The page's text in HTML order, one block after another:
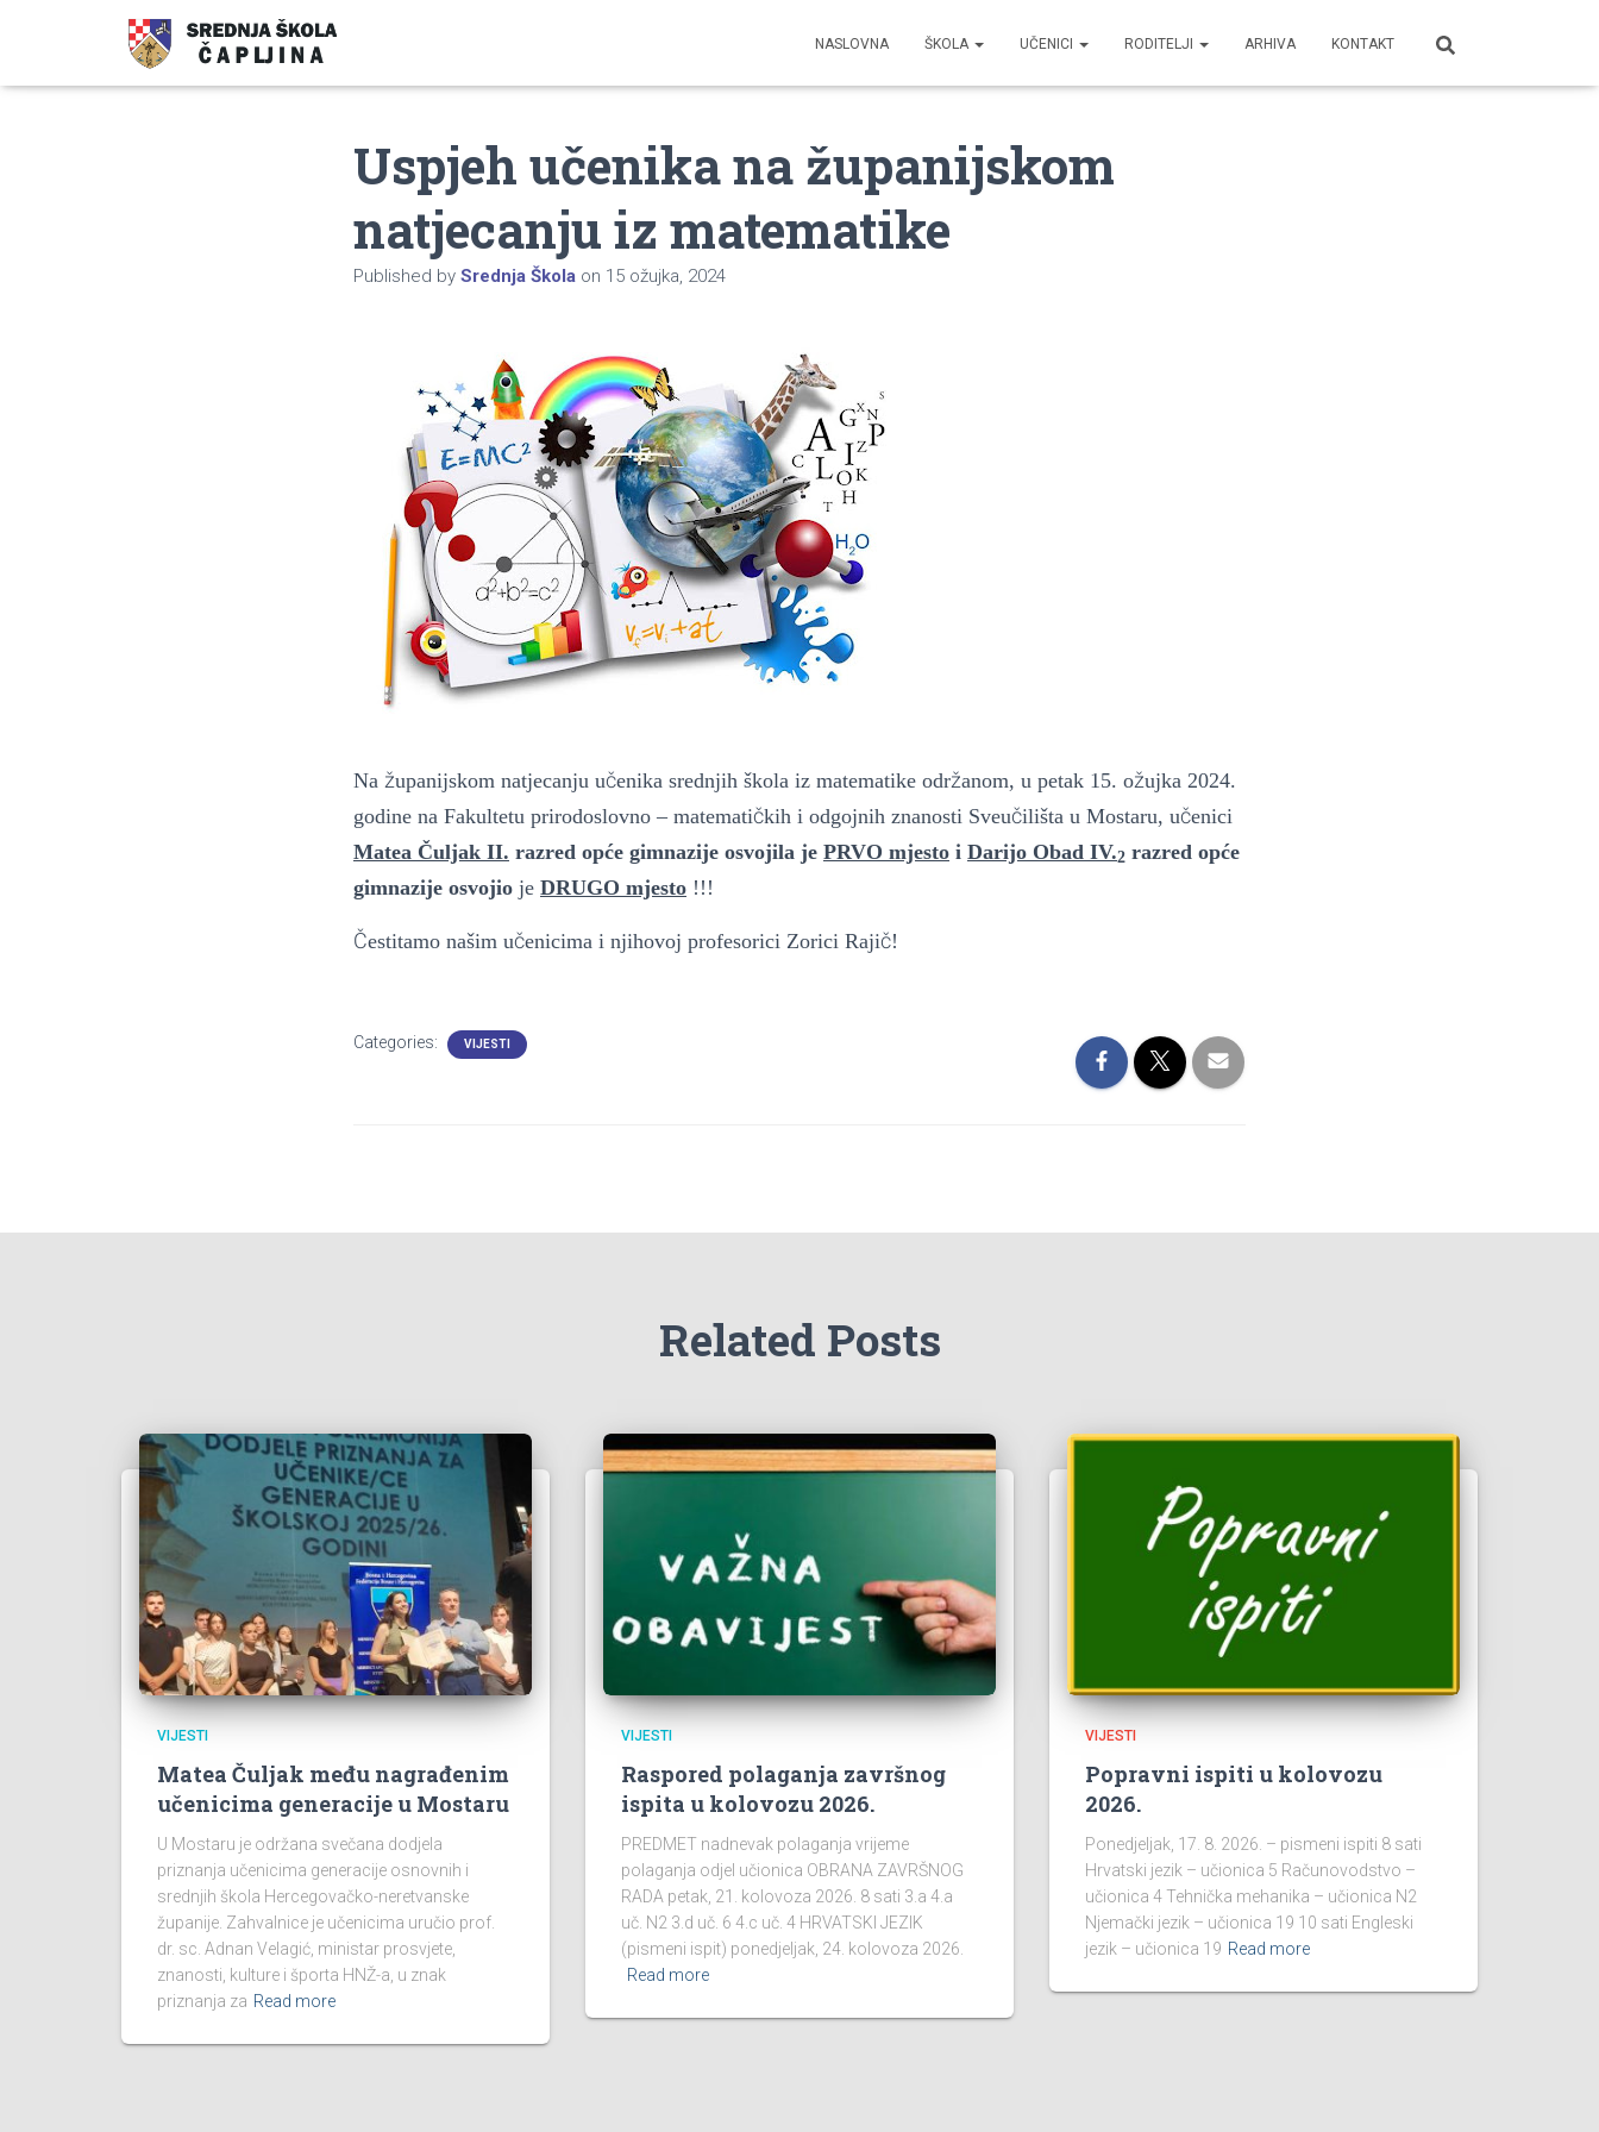
NASLOVNA ŠKOLA UČENICI RODITELJI ARHIVA KONTAKT
Uspjeh učenika na županijskom
natjecanju iz matematike
Published by Srednja Škola on 15 ožujka, 2024
Na županijskom natjecanju učenika srednjih škola iz matematike održanom, u petak 15. ožujka 2024.
godine na Fakultetu prirodoslovno – matematičkih i odgojnih znanosti Sveučilišta u Mostaru, učenici
Matea Čuljak II. razred opće gimnazije osvojila je PRVO mjesto i Darijo Obad IV.2 razred opće
gimnazije osvojio je DRUGO mjesto !!!
Čestitamo našim učenicima i njihovoj profesorici Zorici Rajič!
Categories: VIJESTI
Related Posts
VIJESTI
Matea Čuljak među nagrađenim
učenicima generacije u Mostaru
U Mostaru je održana svečana dodjela
priznanja učenicima generacije osnovnih i
srednjih škola Hercegovačko-neretvanske
županije. Zahvalnice je učenicima uručio prof.
dr. sc. Adnan Velagić, ministar prosvjete,
znanosti, kulture i športa HNŽ-a, u znak
priznanja za Read more
VIJESTI
Raspored polaganja završnog
ispita u kolovozu 2026.
PREDMET nadnevak polaganja vrijeme
polaganja odjel učionica OBRANA ZAVRŠNOG
RADA petak, 21. kolovoza 2026. 8 sati 3.a 4.a
uč. N2 3.d uč. 6 4.c uč. 4 HRVATSKI JEZIK
(pismeni ispit) ponedjeljak, 24. kolovoza 2026.
Read more
VIJESTI
Popravni ispiti u kolovozu
2026.
Ponedjeljak, 17. 8. 2026. – pismeni ispiti 8 sati
Hrvatski jezik – učionica 5 Računovodstvo –
učionica 4 Tehnička mehanika – učionica N2
Njemački jezik – učionica 19 10 sati Engleski
jezik – učionica 19 Read more